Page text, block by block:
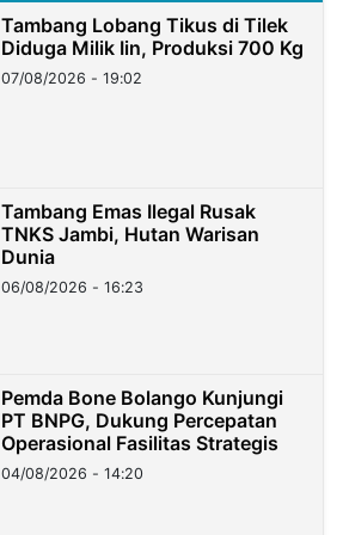
Tambang Lobang Tikus di Tilek
Diduga Milik Iin, Produksi 700 Kg
07/08/2026 - 19:02
Tambang Emas Ilegal Rusak
TNKS Jambi, Hutan Warisan
Dunia
06/08/2026 - 16:23
Pemda Bone Bolango Kunjungi
PT BNPG, Dukung Percepatan
Operasional Fasilitas Strategis
04/08/2026 - 14:20